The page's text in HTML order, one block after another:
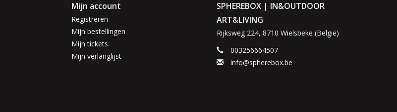
Mijn account
Registreren
Mijn bestellingen
Mijn tickets
Mijn verlanglijst
SPHEREBOX | IN&OUTDOOR
ART&LIVING
Rijksweg 224, 8710 Wielsbeke (België)
003256664507
info@spherebox.be